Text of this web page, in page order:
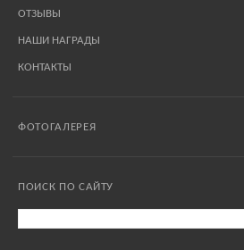
ОТЗЫВЫ
НАШИ НАГРАДЫ
КОНТАКТЫ
ФОТОГАЛЕРЕЯ
ПОИСК ПО САЙТУ